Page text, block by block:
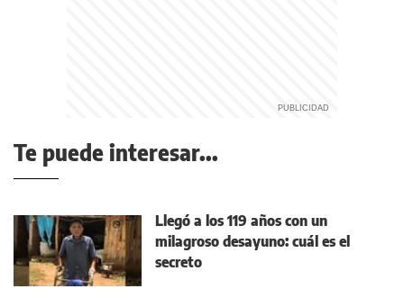
Te puede interesar...
Llegó a los 119 años con un
milagroso desayuno: cuál es el
secreto